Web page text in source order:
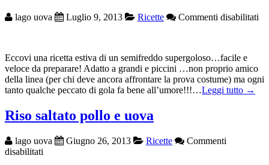
lago uova Luglio 9, 2013 Ricette Commenti disabilitati
Eccovi una ricetta estiva di un semifreddo supergoloso…facile e
veloce da preparare! Adatto a grandi e piccini …non proprio amico
della linea (per chi deve ancora affrontare la prova costume) ma ogni
tanto qualche peccato di gola fa bene all’umore!!!…Leggi tutto →
Riso saltato pollo e uova
lago uova Giugno 26, 2013 Ricette
Commenti
disabilitati